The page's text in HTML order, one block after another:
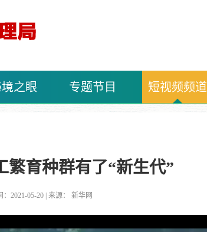
之眼 专题节目 短视频频道
繁育种群有了“新生代”
：2021-05-20 | 来源： 新华网